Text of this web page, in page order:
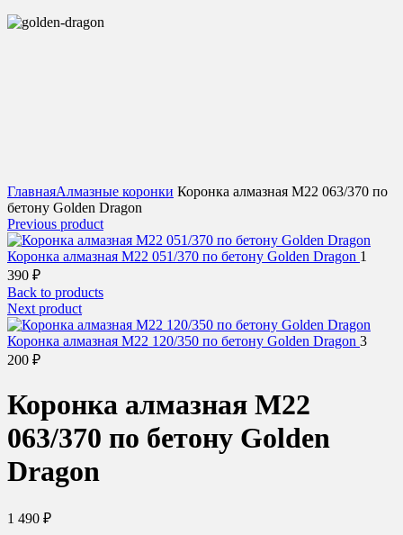
ГлавнаяАлмазные коронки Коронка алмазная М22 063/370 по
бетону Golden Dragon
Previous product
Коронка алмазная М22 051/370 по бетону Golden Dragon 1
390 ₽
Back to products
Next product
Коронка алмазная М22 120/350 по бетону Golden Dragon 3
200 ₽
Коронка алмазная М22
063/370 по бетону Golden
Dragon
1 490 ₽